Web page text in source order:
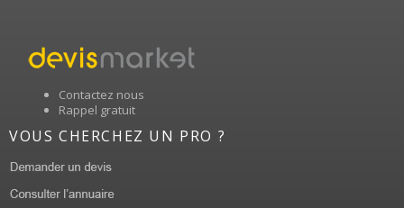
Contactez nous
Rappel gratuit
VOUS CHERCHEZ UN PRO ?